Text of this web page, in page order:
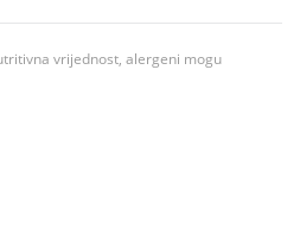
vrijednost, alergeni mogu